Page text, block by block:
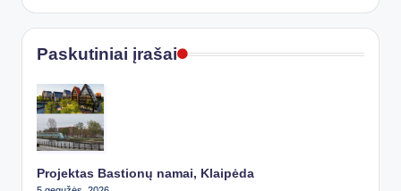
Paskutiniai įrašai
Projektas Bastionų namai, Klaipėda